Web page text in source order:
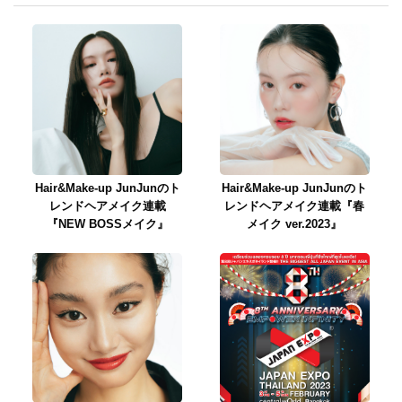
Hair&Make-up JunJunのト
レンドヘアメイク連載
『NEW BOSSメイク』
Hair&Make-up JunJunのト
レンドヘアメイク連載『春
メイク ver.2023』